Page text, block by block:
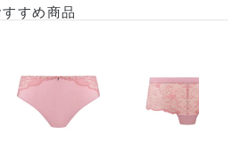
すすめ商品